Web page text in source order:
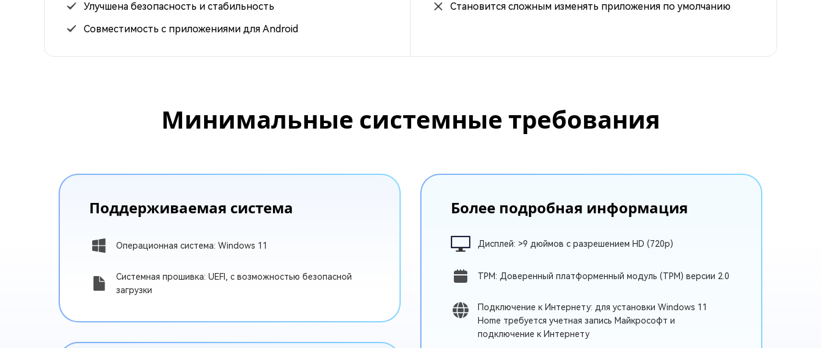
Улучшена безопасность и стабильность
Совместимость с приложениями для Android
Становится сложным изменять приложения по умолчанию
Минимальные системные требования
Поддерживаемая система
Операционная система: Windows 11
Системная прошивка: UEFI, с возможностью безопасной
загрузки
Более подробная информация
Дисплей: >9 дюймов с разрешением HD (720p)
TPM: Доверенный платформенный модуль (TPM) версии 2.0
Подключение к Интернету: для установки Windows 11
Home требуется учетная запись Майкрософт и
подключение к Интернету